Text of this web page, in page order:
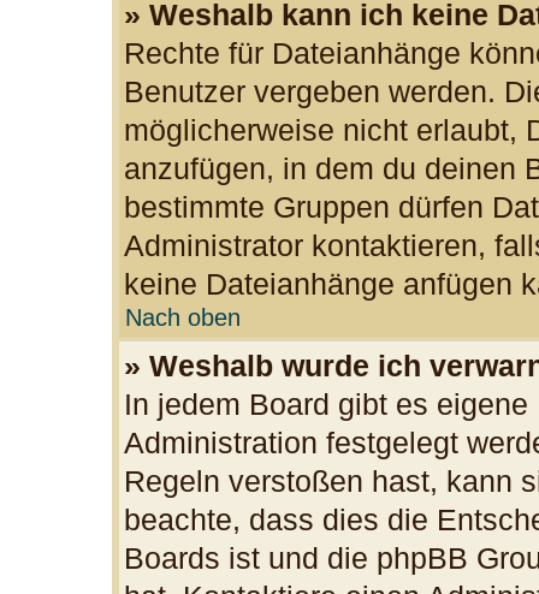
» Weshalb kann ich keine
Rechte für Dateianhänge
Benutzer vergeben werden.
möglicherweise nicht erlaubt,
anzufügen, in dem du deinen
bestimmte Gruppen dürfen
Administrator kontaktieren,
keine Dateianhänge anfügen
Nach oben
» Weshalb wurde ich
In jedem Board gibt es
Administration festgelegt
Regeln verstoßen hast, kann
beachte, dass dies die
Boards ist und die phpBB